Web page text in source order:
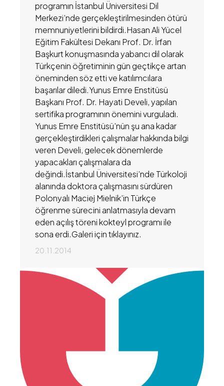
programın İstanbul Üniversitesi Dil
Merkezi’nde gerçekleştirilmesinden ötürü
memnuniyetlerini bildirdi.Hasan Ali Yücel
Eğitim Fakültesi Dekanı Prof. Dr. İrfan
Başkurt konuşmasında yabancı dil olarak
Türkçenin öğretiminin gün geçtikçe artan
öneminden söz etti ve katılımcılara
başarılar diledi.Yunus Emre Enstitüsü
Başkanı Prof. Dr. Hayati Develi, yapılan
sertifika programının önemini vurguladı.
Yunus Emre Enstitüsü’nün şu ana kadar
gerçekleştirdikleri çalışmalar hakkında bilgi
veren Develi, gelecek dönemlerde
yapacakları çalışmalara da
değindi.İstanbul Üniversitesi’nde Türkoloji
alanında doktora çalışmasını sürdüren
Polonyalı Maciej Mielnik’in Türkçe
öğrenme sürecini anlatmasıyla devam
eden açılış töreni kokteyl programı ile
sona erdi.Galeri için tıklayınız.
20.11.2014